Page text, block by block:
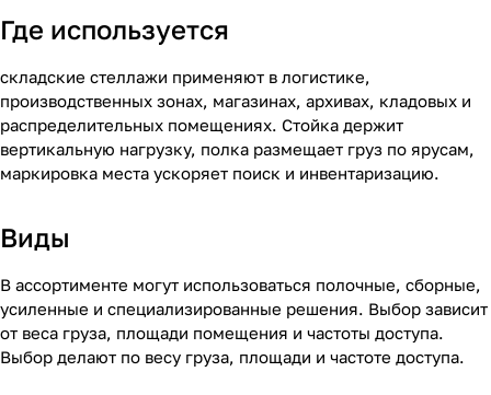
Где используется
складские стеллажи применяют в логистике,
производственных зонах, магазинах, архивах, кладовых и
распределительных помещениях. Стойка держит
вертикальную нагрузку, полка размещает груз по ярусам,
маркировка места ускоряет поиск и инвентаризацию.
Виды
В ассортименте могут использоваться полочные, сборные,
усиленные и специализированные решения. Выбор зависит
от веса груза, площади помещения и частоты доступа.
Выбор делают по весу груза, площади и частоте доступа.